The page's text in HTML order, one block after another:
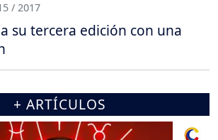
/ 2017
su tercera edición con una
+ ARTÍCULOS